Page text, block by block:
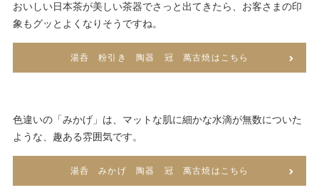
おいしい日本茶が美しい茶器でさっと出てきたら、お客さまの印
象もグッとよくなりそうですね。
湯呑 粉引き 陶器 冠 萬古焼はこちら
色違いの「みかげ」は、マットな肌に細かな水滴が無数についた
ような、趣ある雰囲気です。
湯呑 みかげ 陶器 冠 萬古焼はこちら